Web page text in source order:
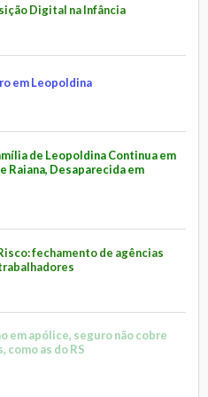
Digital na Infância
em Leopoldina
de Leopoldina Continua em
Raiana, Desaparecida em
fechamento de agências
em apólice, seguro não cobre
como as do RS